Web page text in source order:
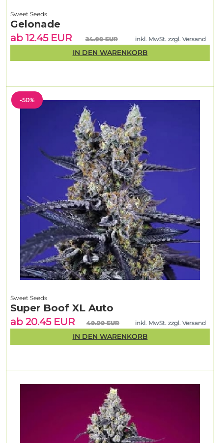
-50%
Sweet Seeds
Super Boof XL Auto
ab 20.45 EUR
40.90 EUR inkl. MwSt. zzgl. Versand
IN DEN WARENKORB
Sweet Seeds
Gelonade
ab 12.45 EUR
24.90 EUR inkl. MwSt. zzgl. Versand
IN DEN WARENKORB